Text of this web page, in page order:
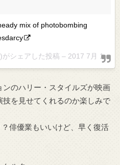
mix of photobombing
がシェアした投稿 – 2017 7月 13 11:30午前 PDT
のハリー・スタイルズが映画
を見せてくれるのか楽しみで
俳優業もいいけど、早く復活